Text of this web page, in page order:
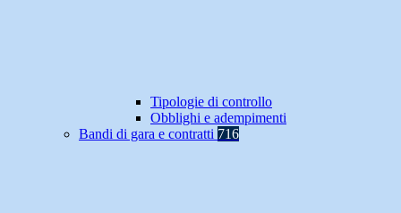
Tipologie di controllo
Obblighi e adempimenti
Bandi di gara e contratti 716